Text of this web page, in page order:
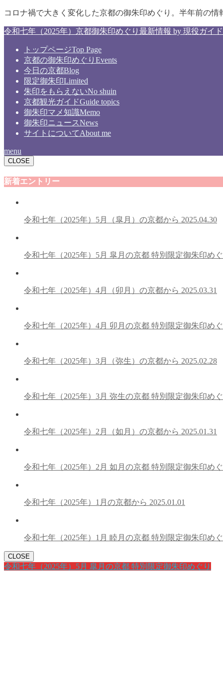
コロナ禍で大きく変化した京都の御朱印めぐり。半年前の
令和七年（2025年）京都御朱印めぐり最新情報 by 現役ガイド
トップページTop Page
京都の御朱印めぐり Events
今日の京都Blog
限定御朱印Limited
朱印をもらえないNo shuin
京都観光ガイドGuide topics
御朱印マメ知識Memo
御朱印ニュースNews
サイトについてAbout me
menu
CLOSE
新着エントリー
令和七年（2025年）5月（皐月）の京都から 2025.04.30
令和七年（2025年）5月 皐月の京都 特別限定御朱印め
令和七年（2025年）4月（卯月）の京都から 2025.03.31
令和七年（2025年）4月 卯月の京都 特別限定御朱印め
令和七年（2025年）3月（弥生）の京都から 2025.02.28
令和七年（2025年）3月 弥生の京都 特別限定御朱印め
令和七年（2025年）2月（如月）の京都から 2025.01.31
令和七年（2025年）2月 如月の京都 特別限定御朱印め
令和七年（2025年）1月の京都から 2025.01.01
令和七年（2025年）1月 睦月の京都 特別限定御朱印め
CLOSE
令和七年（2025年）5月 皐月の京都 特別限定御朱印めぐり